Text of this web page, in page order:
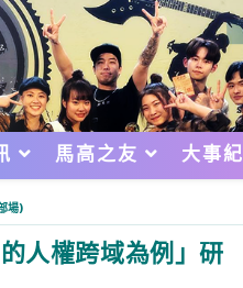
馬高之友 大事紀
場)
人權跨域為例」研